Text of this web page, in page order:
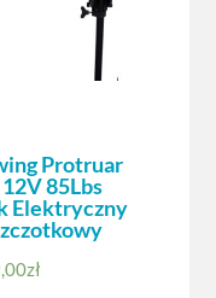
Protruar
12V 85Lbs
Elektryczny
zł